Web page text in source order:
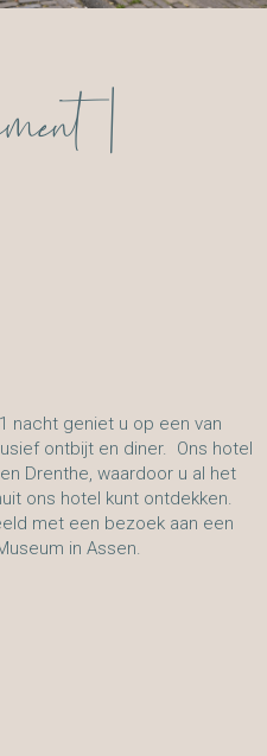
1
nacht geniet u op een van
ontbijt en diner. Ons hotel
Drenthe, waardoor u al het
ons hotel kunt ontdekken.
met een bezoek aan een
in Assen.